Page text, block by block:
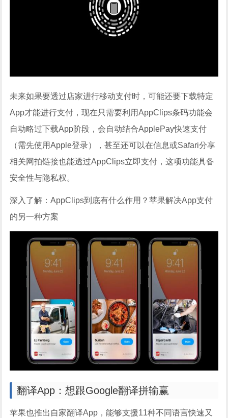
未来如果要透过店家进行移动支付时，可能还要下载特定
App才能进行支付，现在只需要利用AppClips条码功能会
自动略过下载App阶段，会自动结合ApplePay快速支付
（需先使用Apple登录），甚至还可以在信息或Safari分享
相关网拍链接也能透过AppClips立即支付，这项功能具备
安全性与隐私权。
深入了解：AppClips到底有什么作用？苹果解决App支付
的另一种方案
翻译App：想跟Google翻译拼输赢
苹果也推出自家翻译App，能够支援11种不同语言快速又